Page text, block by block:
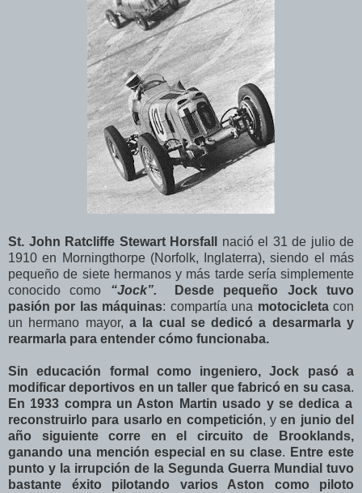
St. John Ratcliffe Stewart Horsfall
nació el 31 de julio de
1910 en Morningthorpe (Norfolk, Inglaterra), siendo el más
pequeño de siete hermanos y más tarde sería simplemente
conocido como “Jock”.
Desde pequeño Jock tuvo
pasión por las máquinas: compartía una motocicletacon
un hermano mayor, a la cual se dedicó a desarmarla y
rearmarla para entender cómo funcionaba.
Sin educación formal como ingeniero, Jock pasó a
modificar deportivos en un taller que fabricó en su casa.
En 1933 compra un Aston Martin usado y se dedica a
reconstruirlo para usarlo en competición, yen junio del
año siguiente corre en el circuito de Brooklands,
ganando una mención especial en su clase. Entre este
punto y la irrupción de la Segunda Guerra Mundial tuvo
bastante éxito pilotando varios Aston como piloto